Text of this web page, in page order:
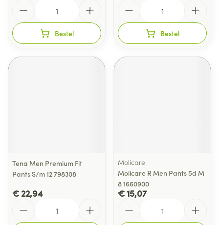
Bestel Bestel
Tena Men Premium Fit
Pants S/m 12 798308
€ 22,94
Molicare
Molicare R Men Pants 5d M
8 1660900
€ 15,07